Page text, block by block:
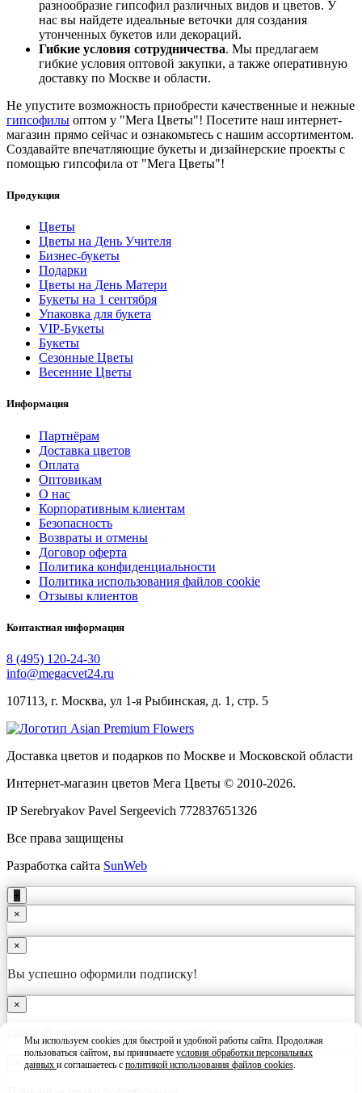
разнообразие гипсофил различных видов и цветов. У
нас вы найдете идеальные веточки для создания
утонченных букетов или декораций.
Гибкие условия сотрудничества. Мы предлагаем
гибкие условия оптовой закупки, а также оперативную
доставку по Москве и области.
Не упустите возможность приобрести качественные и нежные
гипсофилы оптом у "Мега Цветы"! Посетите наш интернет-
магазин прямо сейчас и ознакомьтесь с нашим ассортиментом.
Создавайте впечатляющие букеты и дизайнерские проекты с
помощью гипсофила от "Мега Цветы"!
Продукция
Цветы
Цветы на День Учителя
Бизнес-букеты
Подарки
Цветы на День Матери
Букеты на 1 сентября
Упаковка для букета
VIP-Букеты
Букеты
Сезонные Цветы
Весенние Цветы
Информация
Партнёрам
Доставка цветов
Оплата
Оптовикам
О нас
Корпоративным клиентам
Безопасность
Возвраты и отмены
Договор оферта
Политика конфиденциальности
Политика использования файлов cookie
Отзывы клиентов
Контактная информация
8 (495) 120-24-30
info@megacvet24.ru
107113, г. Москва, ул 1-я Рыбинская, д. 1, стр. 5
Доставка цветов и подарков по Москве и Московской области
Интернет-магазин цветов Мега Цветы © 2010-2026.
IP Serebryakov Pavel Sergeevich 772837651326
Все права защищены
Разработка сайта SunWeb
Мы используем cookies для быстрой и удобной работы сайта. Продолжая
пользоваться сайтом, вы принимаете условия обработки персональных
данных и соглашаетесь с политикой использования файлов cookies.
+
×
×
Вы успешно оформили подписку!
×